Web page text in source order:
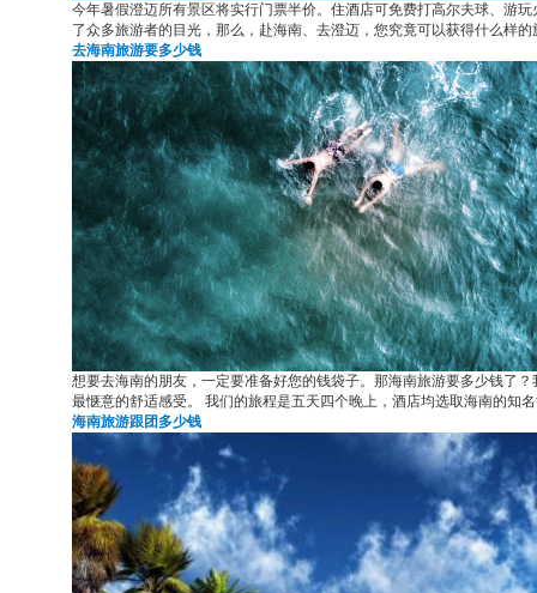
今年暑假澄迈所有景区将实行门票半价。住酒店可免费打高尔夫球、游
了众多旅游者的目光，那么，赴海南、去澄迈，您究竟可以获得什么样的
去海南旅游要多少钱
想要去海南的朋友，一定要准备好您的钱袋子。那海南旅游要多少钱了
最惬意的舒适感受。 我们的旅程是五天四个晚上，酒店均选取海南的知
海南旅游跟团多少钱